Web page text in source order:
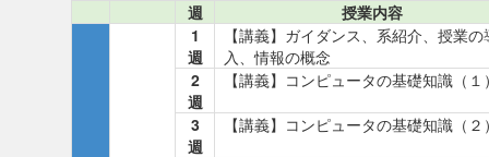
週 授業内容
1
週
【講義】ガイダンス、系紹介、授業の
入、情報の概念
2
週
【講義】コンピュータの基礎知識（１
3
週
【講義】コンピュータの基礎知識（２